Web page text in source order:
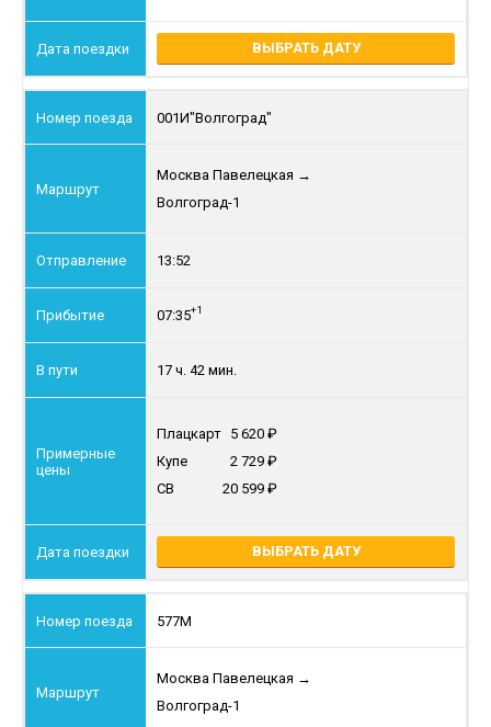
ВЫБРАТЬ ДАТУ
001И"Волгоград"
Москва Павелецкая →
Волгоград-1
13:52
07:35+1
17 ч. 42 мин.
Плацкарт 5 620
Купе
2 729
СВ
20 599
ВЫБРАТЬ ДАТУ
577М
Москва Павелецкая →
Волгоград-1